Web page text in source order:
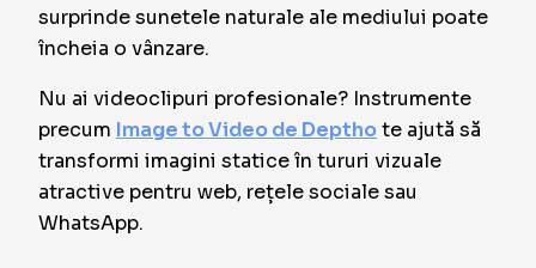
surprinde sunetele naturale ale mediului poate
încheia o vânzare.
Nu ai videoclipuri profesionale? Instrumente
precum Image to Video de Depthote ajută să
transformi imagini statice în tururi vizuale
atractive pentru web, rețele sociale sau
WhatsApp.